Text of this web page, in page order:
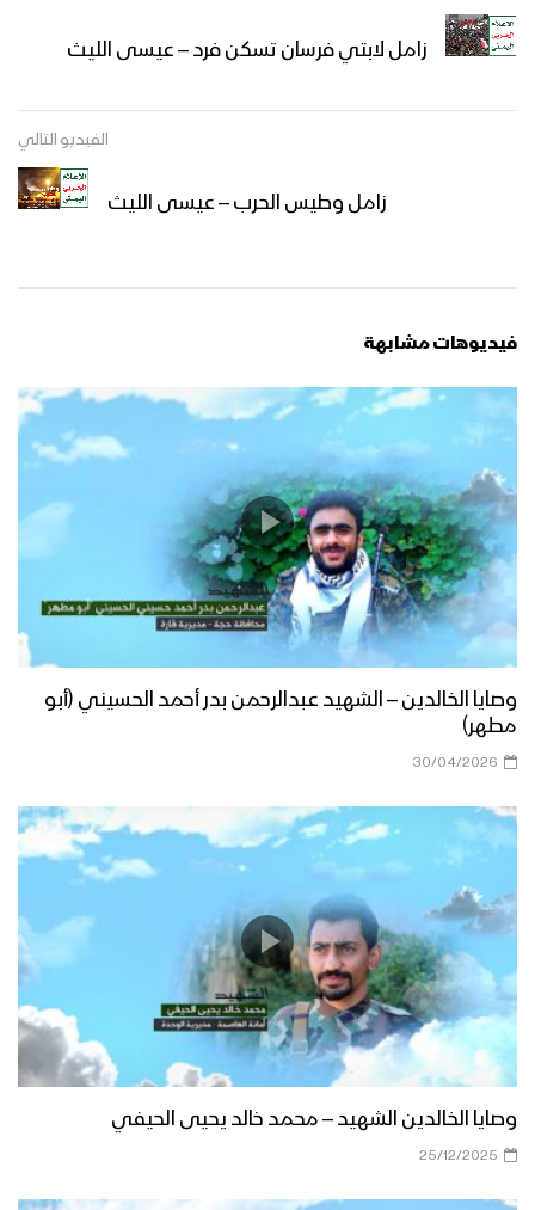
زامل لابتي فرسان تسكن فرد – عيسى الليث
الفيديو التالي
زامل وطيس الحرب – عيسى الليث
فيديوهات مشابهة
وصايا الخالدين – الشهيد عبدالرحمن بدر أحمد الحسيني (أبو
مطهر)
30/04/2026
وصايا الخالدين الشهيد – محمد خالد يحيى الحيفي
25/12/2025